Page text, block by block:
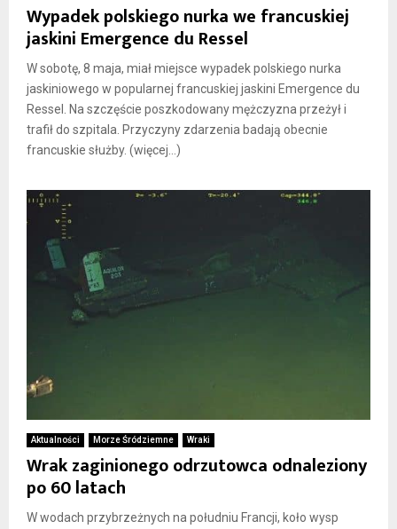
Wypadek polskiego nurka we francuskiej
jaskini Emergence du Ressel
W sobotę, 8 maja, miał miejsce wypadek polskiego nurka
jaskiniowego w popularnej francuskiej jaskini Emergence du
Ressel. Na szczęście poszkodowany mężczyzna przeżył i
trafił do szpitala. Przyczyny zdarzenia badają obecnie
francuskie służby. (więcej…)
Aktualności Morze Śródziemne Wraki
Wrak zaginionego odrzutowca odnaleziony
po 60 latach
W wodach przybrzeżnych na południu Francji, koło wysp